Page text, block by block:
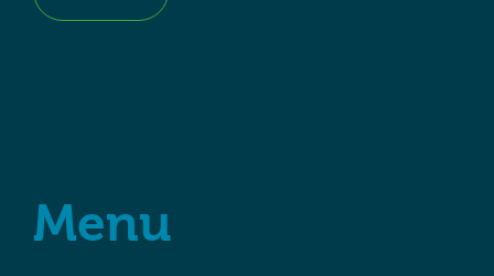
Menu